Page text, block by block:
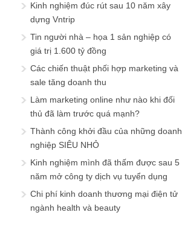
Kinh nghiệm đúc rút sau 10 năm xây
dựng Vntrip
Tin người nhà – họa 1 sản nghiệp có
giá trị 1.600 tỷ đồng
Các chiến thuật phối hợp marketing và
sale tăng doanh thu
Làm marketing online như nào khi đối
thủ đã làm trước quá mạnh?
Thành công khởi đầu của những doanh
nghiệp SIÊU NHỎ
Kinh nghiệm mình đã thấm được sau 5
năm mở công ty dịch vụ tuyển dụng
Chi phí kinh doanh thương mại điện tử
ngành health và beauty